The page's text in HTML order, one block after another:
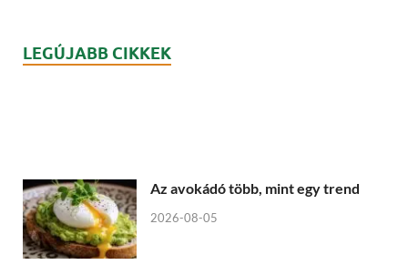
LEGÚJABB CIKKEK
Az avokádó több, mint egy trend
2026-08-05